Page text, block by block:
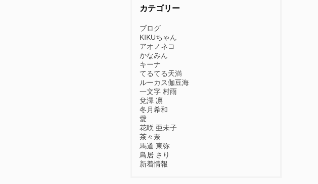
カテゴリー
ブログ
KIKUちゃん
アオノネコ
かなみん
キーナ
てるてる天満
ルーカス伽豆海
一文字 村雨
兌澤 凛
冬月希和
愛
花咲 亜未子
茶々奈
馬道 東弥
鳥居 さり
新着情報